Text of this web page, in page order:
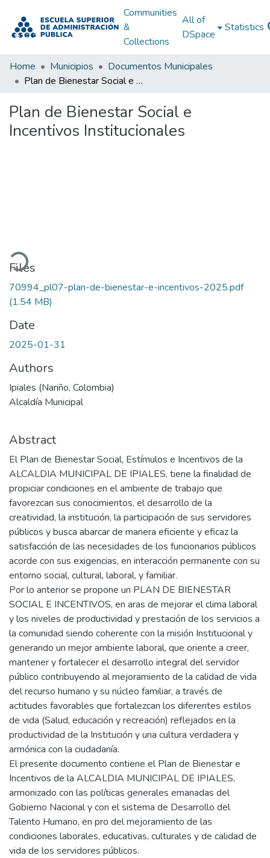
Communities
&
Collections
All of
DSpace
Statistics
Home Municipios
Documentos Municipales
Plan de Bienestar Social e Incentivos Institucionales
Plan de Bienestar Social e
Incentivos Institucionales
Loading...
Files
70994_pl07-plan-de-bienestar-e-incentivos-2025.pdf
(1.54 MB)
Date
2025-01-31
Authors
Ipiales (Nariño, Colombia)
Alcaldía Municipal
Abstract
El Plan de Bienestar Social, Estímulos e Incentivos de la
ALCALDIA MUNICIPAL DE IPIALES, tiene la finalidad de
propiciar condiciones en el ambiente de trabajo que
favorezcan sus conocimientos, el desarrollo de la
creatividad, la institución, la participación de sus servidores
públicos y busca abarcar de manera eficiente y eficaz la
satisfacción de las necesidades de los funcionarios públicos
acorde con sus exigencias, en interacción permanente con su
entorno social, cultural, laboral, y familiar.
Por lo anterior se propone un PLAN DE BIENESTAR
SOCIAL E INCENTIVOS, en aras de mejorar el clima laboral
y los niveles de productividad y prestación de los servicios a
la comunidad siendo coherente con la misión Institucional y
generando un mejor ambiente laboral, que oriente a creer,
mantener y fortalecer el desarrollo integral del servidor
público contribuyendo al mejoramiento de la calidad de vida
del recurso humano y su núcleo familiar, a través de
actitudes favorables que fortalezcan los diferentes estilos
de vida (Salud, educación y recreación) reflejados en la
productividad de la Institución y una cultura verdadera y
armónica con la ciudadanía.
El presente documento contiene el Plan de Bienestar e
Incentivos de la ALCALDIA MUNICIPAL DE IPIALES,
armonizado con las políticas generales emanadas del
Gobierno Nacional y con el sistema de Desarrollo del
Talento Humano, en pro del mejoramiento de las
condiciones laborales, educativas, culturales y de calidad de
vida de los servidores públicos.